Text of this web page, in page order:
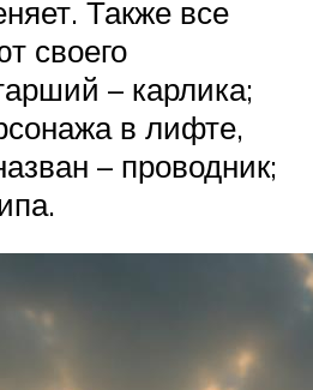
Также все
своего
– карлика;
в лифте,
– проводник;